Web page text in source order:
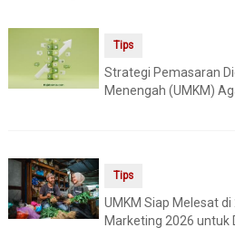
Tips
Strategi Pemasaran
Menengah (UMKM)
Tips
UMKM Siap Melesat
Marketing 2026 untuk